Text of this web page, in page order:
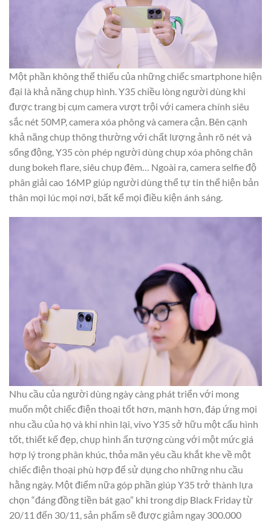
Một phần không thể thiếu của những chiếc smartphone hiện
đại là khả năng chụp hình. Y35 chiều lòng người dùng khi
được trang bị cụm camera vượt trội với camera chính siêu
sắc nét 50MP, camera xóa phông và camera cận. Bên cạnh
khả năng chụp thông thường với chất lượng ảnh rõ nét và
sống động, Y35 còn phép người dùng chụp xóa phông chân
dung bokeh flare, siêu chụp đêm… Ngoài ra, camera selfie độ
phân giải cao 16MP giúp người dùng thể tự tin thể hiện bản
thân mọi lúc mọi nơi, bất kể mọi điều kiện ánh sáng.
Nhu cầu của người dùng ngày càng phát triển với mong
muốn một chiếc điện thoại tốt hơn, mạnh hơn, đáp ứng mọi
nhu cầu của họ và khi nhìn lại, vivo Y35 sở hữu một cấu hình
tốt, thiết kế đẹp, chụp hình ấn tượng cùng với một mức giá
hợp lý trong phân khúc, thỏa mãn yêu cầu khắt khe về một
chiếc điện thoại phù hợp để sử dụng cho những nhu cầu
hằng ngày. Một điểm nữa góp phần giúp Y35 trở thành lựa
chọn “đáng đồng tiền bát gạo” khi trong dịp Black Friday từ
20/11 đến 30/11, sản phẩm sẽ được giảm ngay 300.000